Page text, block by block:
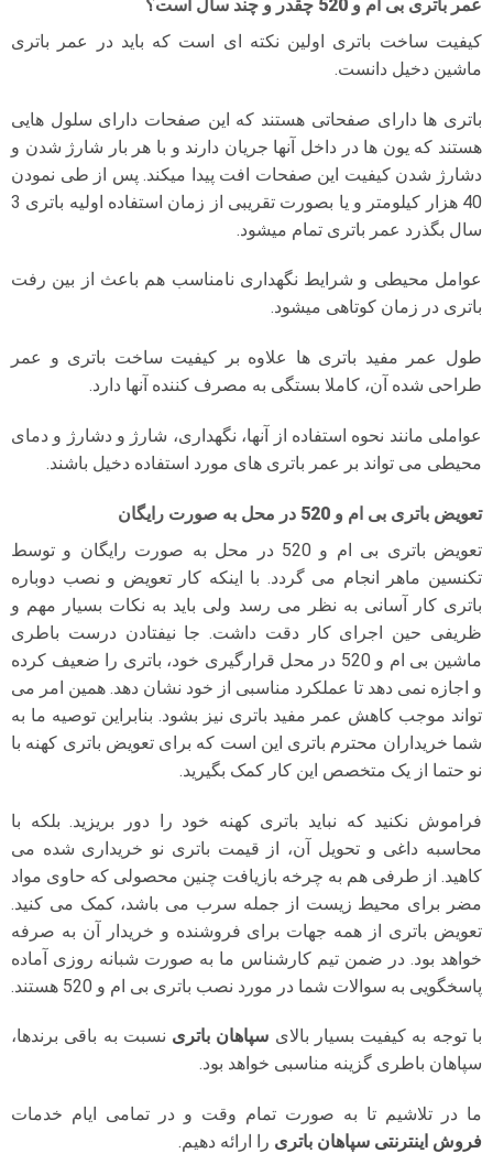
عمر باتری بی ام و 520 چقدر و چند سال است؟
کیفیت ساخت باتری اولین نکته ای است که باید در عمر باتری
ماشین دخیل دانست.
باتری ها دارای صفحاتی هستند که این صفحات دارای سلول هایی
هستند که یون ها در داخل آنها جریان دارند و با هر بار شارژ شدن و
دشارژ شدن کیفیت این صفحات افت پیدا میکند. پس از طی نمودن
40 هزار کیلومتر و یا بصورت تقریبی از زمان استفاده اولیه باتری 3
سال بگذرد عمر باتری تمام میشود.
عوامل محیطی و شرایط نگهداری نامناسب هم باعث از بین رفت
باتری در زمان کوتاهی میشود.
طول عمر مفید باتری ها علاوه بر کیفیت ساخت باتری و عمر
طراحی شده آن، کاملا بستگی به مصرف کننده آنها دارد.
عواملی مانند نحوه استفاده از آنها، نگهداری، شارژ و دشارژ و دمای
محیطی می تواند بر عمر باتری های مورد استفاده دخیل باشند.
تعویض باتری بی ام و 520 در محل به صورت رایگان
تعویض باتری بی ام و 520 در محل به صورت رایگان و توسط
تکنسین ماهر انجام می گردد. با اینکه کار تعویض و نصب دوباره
باتری کار آسانی به نظر می رسد ولی باید به نکات بسیار مهم و
ظریفی حین اجرای کار دقت داشت. جا نیفتادن درست باطری
ماشین بی ام و 520 در محل قرارگیری خود، باتری را ضعیف کرده
و اجازه نمی دهد تا عملکرد مناسبی از خود نشان دهد. همین امر می
تواند موجب کاهش عمر مفید باتری نیز بشود. بنابراین توصیه ما به
شما خریداران محترم باتری این است که برای تعویض باتری کهنه با
نو حتما از یک متخصص این کار کمک بگیرید.
فراموش نکنید که نباید باتری کهنه خود را دور بریزید. بلکه با
محاسبه داغی و تحویل آن، از قیمت باتری نو خریداری شده می
کاهید. از طرفی هم به چرخه بازیافت چنین محصولی که حاوی مواد
مضر برای محیط زیست از جمله سرب می باشد، کمک می کنید.
تعویض باتری از همه جهات برای فروشنده و خریدار آن به صرفه
خواهد بود. در ضمن تیم کارشناس ما به صورت شبانه روزی آماده
پاسخگویی به سوالات شما در مورد نصب باتری بی ام و 520 هستند.
با توجه به کیفیت بسیار بالای سپاهان باتری نسبت به باقی برندها،
سپاهان باطری گزینه مناسبی خواهد بود.
ما در تلاشیم تا به صورت تمام وقت و در تمامی ایام خدمات
فروش اینترنتی سپاهان باتری را ارائه دهیم.